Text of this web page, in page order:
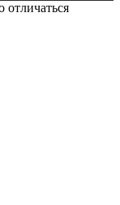
отличаться